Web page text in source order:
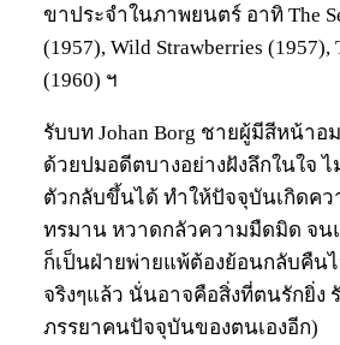
ขาประจำในภาพยนตร์ อาทิ The
(1957), Wild Strawberries (1957),
(1960) ฯ
รับบท Johan Borg ชายผู้มีสีหน้า
ด้วยปมอดีตบางอย่างฝังลึกในใจ
ตัวกลับขึ้นได้ ทำให้ปัจจุบันเกิดค
ทรมาน หวาดกลัวความมืดมิด จน
ก็เป็นฝ่ายพ่ายแพ้ต้องย้อนกลับคืน
จริงๆแล้ว นั่นอาจคือสิ่งที่ตนรักยิ่ง
ภรรยาคนปัจจุบันของตนเองอีก)